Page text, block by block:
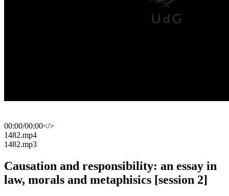
00:00/00:00</>
​1482.mp4
​1482.mp3
Causation and responsibility: an essay in
law, morals and metaphisics [session 2]